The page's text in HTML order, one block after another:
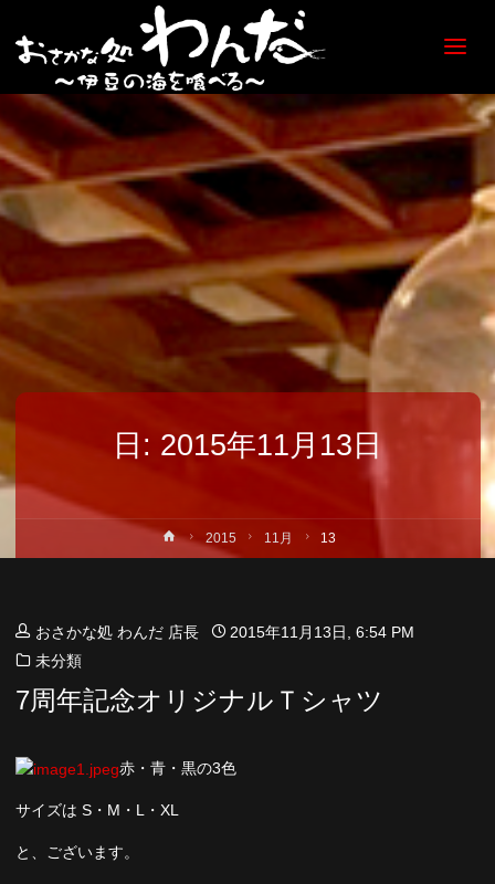
居酒
屋】
おさ
かな
処
わん
だ
日: 2015年11月13日
ホ
ー
2015 11月 13
おさかな処 わんだ 店長
2015年11月13日, 6:54 PM
未分類
7周年記念オリジナルＴシャツ
赤・青・黒の3色
サイズは S・M・L・XL
と、ございます。